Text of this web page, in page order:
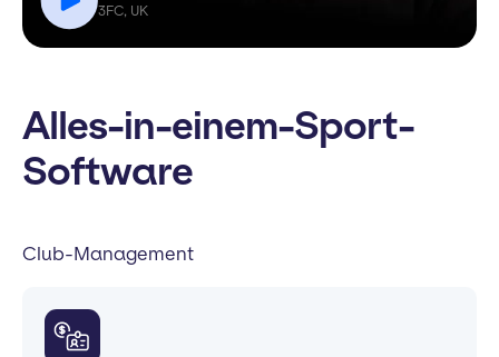
3FC, UK
Alles-in-einem-Sport-
Software
Club-Management